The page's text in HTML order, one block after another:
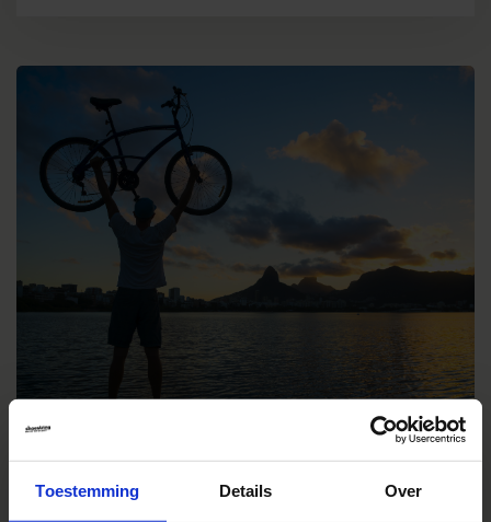
Toestemming Details Over
Duurzaam reizen is rekening houden met mensen, natuur